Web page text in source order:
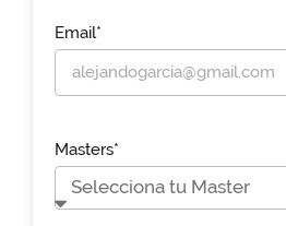
Email*
Masters*